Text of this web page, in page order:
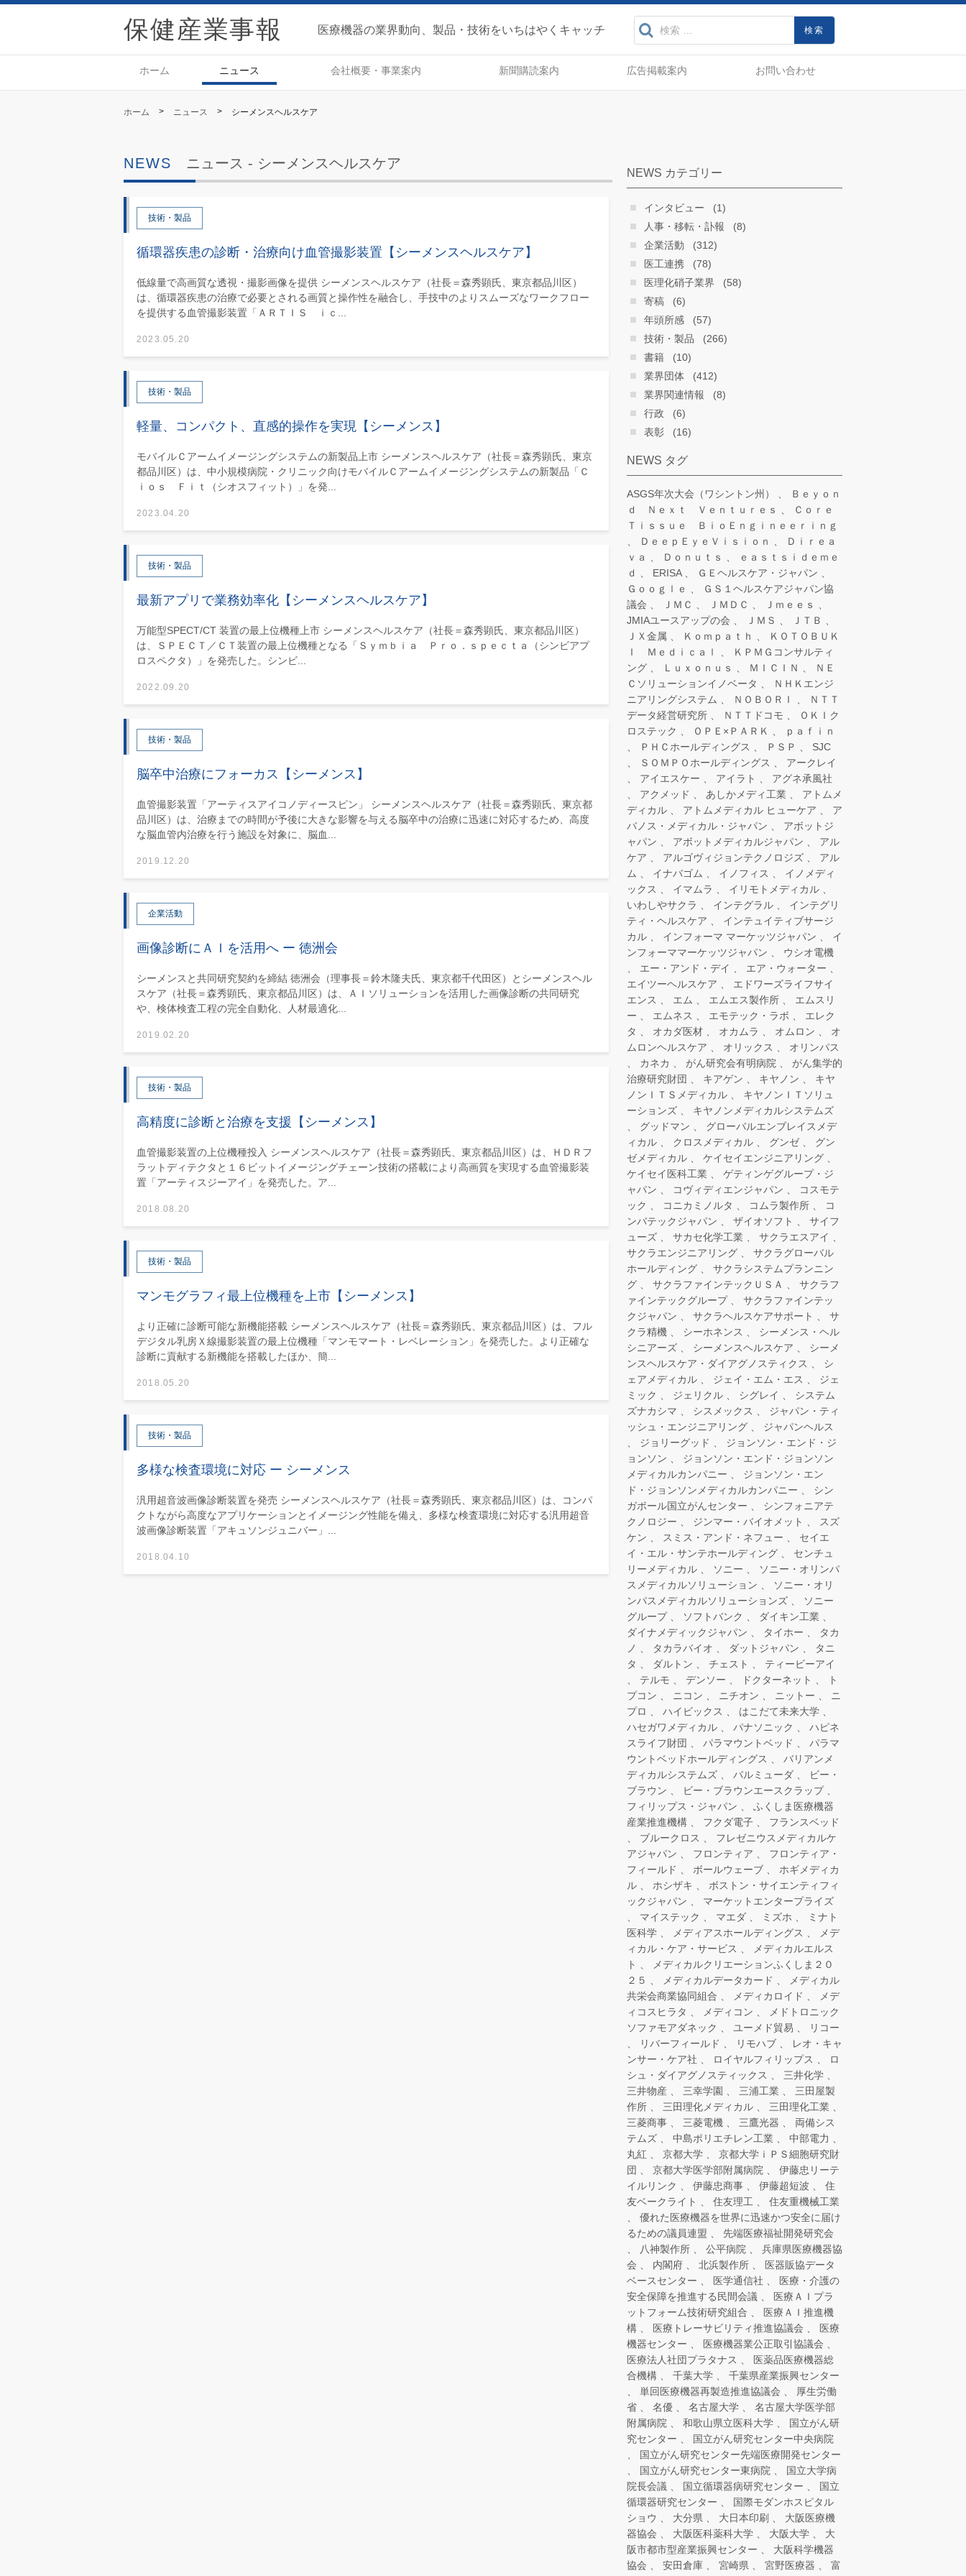
保健産業事報 - 医療機器の業界動向、製品・技術をいち
医療機器の業界動向、製品・技術をいちはやくキャッチ 検索:
ホーム ニュース 会社概要・事業案内 新聞購読案内 広告掲載案内 お問い合わせ
ホーム > ニュース > シーメンスヘルスケア
ニュース - シーメンスヘルスケア
技術・製品
循環器疾患の診断・治療向け血管撮影装置【シーメンスヘルスケア】
低線量で高画質な透視・撮影画像を提供 シーメンスヘルスケア（社長＝森秀顕氏、東京都品川区）
は、循環器疾患の治療で必要とされる画質と操作性を融合し、手技中のよりスムーズなワークフロー
を提供する血管撮影装置「ＡＲＴＩＳ ｉｃ...
2023.05.20
技術・製品
軽量、コンパクト、直感的操作を実現【シーメンス】
モバイルＣアームイメージングシステムの新製品上市 シーメンスヘルスケア（社長＝森秀顕氏、東京
都品川区）は、中小規模病院・クリニック向けモバイルＣアームイメージングシステムの新製品「Ｃ
ｉｏｓ Ｆｉｔ（シオスフィット）」を発...
2023.04.20
技術・製品
最新アプリで業務効率化【シーメンスヘルスケア】
万能型SPECT/CT 装置の最上位機種上市 シーメンスヘルスケア（社長＝森秀顕氏、東京都品川区）
は、ＳＰＥＣＴ／ＣＴ装置の最上位機種となる「Ｓｙｍｂｉａ Ｐｒｏ．ｓｐｅｃｔａ（シンビアプ
ロスペクタ）」を発売した。シンビ...
2022.09.20
技術・製品
脳卒中治療にフォーカス【シーメンス】
血管撮影装置「アーティスアイコノディースピン」 シーメンスヘルスケア（社長＝森秀顕氏、東京都
品川区）は、治療までの時間が予後に大きな影響を与える脳卒中の治療に迅速に対応するため、高度
な脳血管内治療を行う施設を対象に、脳血...
2019.12.20
企業活動
画像診断にＡＩを活用へ ー 徳洲会
シーメンスと共同研究契約を締結 徳洲会（理事長＝鈴木隆夫氏、東京都千代田区）とシーメンスヘル
スケア（社長＝森秀顕氏、東京都品川区）は、ＡＩソリューションを活用した画像診断の共同研究
や、検体検査工程の完全自動化、人材最適化...
2019.02.20
技術・製品
高精度に診断と治療を支援【シーメンス】
血管撮影装置の上位機種投入 シーメンスヘルスケア（社長＝森秀顕氏、東京都品川区）は、ＨＤＲフ
ラットディテクタと１６ビットイメージングチェーン技術の搭載により高画質を実現する血管撮影装
置「アーティスジーアイ」を発売した。ア...
2018.08.20
技術・製品
マンモグラフィ最上位機種を上市【シーメンス】
より正確に診断可能な新機能搭載 シーメンスヘルスケア（社長＝森秀顕氏、東京都品川区）は、フル
デジタル乳房Ｘ線撮影装置の最上位機種「マンモマート・レベレーション」を発売した。より正確な
診断に貢献する新機能を搭載したほか、簡...
2018.05.20
技術・製品
多様な検査環境に対応 ー シーメンス
汎用超音波画像診断装置を発売 シーメンスヘルスケア（社長＝森秀顕氏、東京都品川区）は、コンパ
クトながら高度なアプリケーションとイメージング性能を備え、多様な検査環境に対応する汎用超音
波画像診断装置「アキュソンジュニバー」...
2018.04.10
NEWS カテゴリー
インタビュー
(1)
人事・移転・訃報
(8)
企業活動
(312)
医工連携
(78)
医理化硝子業界
(58)
寄稿
(6)
年頭所感
(57)
技術・製品
(266)
書籍
(10)
業界団体
(412)
業界関連情報
(8)
行政
(6)
表彰
(16)
NEWS タグ
ASGS年次大会（ワシントン州）
Ｂｅｙｏｎ
ｄ Ｎｅｘｔ Ｖｅｎｔｕｒｅｓ
Ｃｏｒｅ
Ｔｉｓｓｕｅ ＢｉｏＥｎｇｉｎｅｅｒｉｎｇ
ＤｅｅｐＥｙｅＶｉｓｉｏｎ
Ｄｉｒｅａ
ｖａ
Ｄｏｎｕｔｓ
ｅａｓｔｓｉｄｅｍｅ
ｄ
ERISA
ＧＥヘルスケア・ジャパン
Ｇｏｏｇｌｅ
ＧＳ１ヘルスケアジャパン協
議会
ＪＭＣ ＪＭＤＣ
Ｊｍｅｅｓ
JMIAユースアップの会
ＪＭＳ
ＪＴＢ
ＪＸ金属
Ｋｏｍｐａｔｈ
ＫＯＴＯＢＵＫ
Ｉ Ｍｅｄｉｃａｌ
ＫＰＭＧコンサルティ
ング
Ｌｕｘｏｎｕｓ ＭＩＣＩＮ
ＮＥ
Ｃソリューションイノベータ
ＮＨＫエンジ
ニアリングシステム
ＮＯＢＯＲＩ
ＮＴＴ
データ経営研究所
ＮＴＴドコモ
ＯＫＩク
ロステック
ＯＰＥ×ＰＡＲＫ
ｐａｆｉｎ
ＰＨＣホールディングス
ＰＳＰ
SJC
ＳＯＭＰＯホールディングス
アークレイ
アイエスケー
アイラト
アグネ承風社
アクメッド
あしかメディ工業
アトムメ
ディカル
アトムメディカル ヒューケア
ア
バノス・メディカル・ジャパン
アボットジ
ャパン
アボットメディカルジャパン
アル
ケア
アルゴヴィジョンテクノロジズ
アル
ム
イナバゴム イノフィス
イノメディ
ックス
イマムラ
イリモトメディカル
いわしやサクラ
インテグラル
インテグリ
ティ・ヘルスケア
インテュイティブサージ
カル
インフォーマ マーケッツジャパン
イ
ンフォーママーケッツジャパン
ウシオ電機
エー・アンド・デイ
エア・ウォーター
エイツーヘルスケア
エドワーズライフサイ
エンス
エム エムエス製作所
エムスリ
ー
エムネス エモテック・ラボ
エレク
タ
オカダ医材 オカムラ オムロン
オ
ムロンヘルスケア
オリックス
オリンパス
カネカ
がん研究会有明病院
がん集学的
治療研究財団
キアゲン キヤノン
キヤ
ノンＩＴＳメディカル
キヤノンＩＴソリュ
ーションズ
キヤノンメディカルシステムズ
グッドマン
グローバルエンブレイスメデ
ィカル
クロスメディカル グンゼ
グン
ゼメディカル
ケイセイエンジニアリング
ケイセイ医科工業
ゲティンゲグループ・ジ
ャパン
コヴィディエンジャパン
コスモテ
ック
コニカミノルタ コムラ製作所
コ
ンバテックジャパン
ザイオソフト
サイフ
ューズ
サカセ化学工業
サクラエスアイ
サクラエンジニアリング
サクラグローバル
ホールディング
サクラシステムプランニン
グ
サクラファインテックＵＳＡ
サクラフ
ァインテックグループ
サクラファインテッ
クジャパン
サクラヘルスケアサポート
サ
クラ精機
シーホネンス
シーメンス・ヘル
シニアーズ
シーメンスヘルスケア
シーメ
ンスヘルスケア・ダイアグノスティクス
シ
ェアメディカル
ジェイ・エム・エス
ジェ
ミック
ジェリクル シグレイ
システム
ズナカシマ
シスメックス
ジャパン・ティ
ッシュ・エンジニアリング
ジャパンヘルス
ジョリーグッド
ジョンソン・エンド・ジ
ョンソン
ジョンソン・エンド・ジョンソン
メディカルカンパニー
ジョンソン・エン
ド・ジョンソンメディカルカンパニー
シン
ガポール国立がんセンター
シンフォニアテ
クノロジー
ジンマー・バイオメット
スズ
ケン
スミス・アンド・ネフュー
セイエ
イ・エル・サンテホールディング
センチュ
リーメディカル
ソニー
ソニー・オリンパ
スメディカルソリューション
ソニー・オリ
ンパスメディカルソリューションズ
ソニー
グループ
ソフトバンク
ダイキン工業
ダイナメディックジャパン
タイホー
タカ
ノ
タカラバイオ ダットジャパン
タニ
タ
ダルトン チェスト
ティービーアイ
テルモ
デンソー ドクターネット
ト
プコン
ニコン ニチオン ニットー
ニ
プロ
ハイビックス
はこだて未来大学
ハセガワメディカル
パナソニック
ハピネ
スライフ財団
パラマウントベッド
パラマ
ウントベッドホールディングス
バリアンメ
ディカルシステムズ
バルミューダ
ビー・
ブラウン
ビー・ブラウンエースクラップ
フィリップス・ジャパン
ふくしま医療機器
産業推進機構
フクダ電子
フランスベッド
ブルークロス
フレゼニウスメディカルケ
アジャパン
フロンティア
フロンティア・
フィールド
ボールウェーブ
ホギメディカ
ル
ホシザキ
ボストン・サイエンティフィ
ックジャパン
マーケットエンタープライズ
マイステック
マエダ ミズホ
ミナト
医科学
メディアスホールディングス
メデ
ィカル・ケア・サービス
メディカルエルス
ト
メディカルクリエーションふくしま２０
２５
メディカルデータカード
メディカル
共栄会商業協同組合
メディカロイド
メデ
ィコスヒラタ
メディコン
メドトロニック
ソファモアダネック
ユーメド貿易
リコー
リバーフィールド
リモハブ
レオ・キャ
ンサー・ケア社
ロイヤルフィリップス
ロ
シュ・ダイアグノスティックス
三井化学
三井物産
三幸学園 三浦工業
三田屋製
作所
三田理化メディカル
三田理化工業
三菱商事
三菱電機 三鷹光器
両備シス
テムズ
中島ポリエチレン工業
中部電力
丸紅
京都大学
京都大学ｉＰＳ細胞研究財
団
京都大学医学部附属病院
伊藤忠リーテ
イルリンク
伊藤忠商事 伊藤超短波
住
友ベークライト
住友理工
住友重機械工業
優れた医療機器を世界に迅速かつ安全に届け
るための議員連盟
先端医療福祉開発研究会
八神製作所
公平病院
兵庫県医療機器協
会
内閣府 北浜製作所
医器販協データ
ベースセンター
医学通信社
医療・介護の
安全保障を推進する民間会議
医療ＡＩプラ
ットフォーム技術研究組合
医療ＡＩ推進機
構
医療トレーサビリティ推進協議会
医療
機器センター
医療機器業公正取引協議会
医療法人社団プラタナス
医薬品医療機器総
合機構
千葉大学
千葉県産業振興センター
単回医療機器再製造推進協議会
厚生労働
省
名優 名古屋大学
名古屋大学医学部
附属病院
和歌山県立医科大学
国立がん研
究センター
国立がん研究センター中央病院
国立がん研究センター先端医療開発センター
国立がん研究センター東病院
国立大学病
院長会議
国立循環器病研究センター
国立
循環器研究センター
国際モダンホスピタル
ショウ
大分県 大日本印刷
大阪医療機
器協会
大阪医科薬科大学 大阪大学
大
阪市都市型産業振興センター
大阪科学機器
協会
安田倉庫 宮崎県 宮野医療器
富